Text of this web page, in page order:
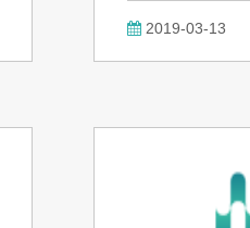
2019-03-13